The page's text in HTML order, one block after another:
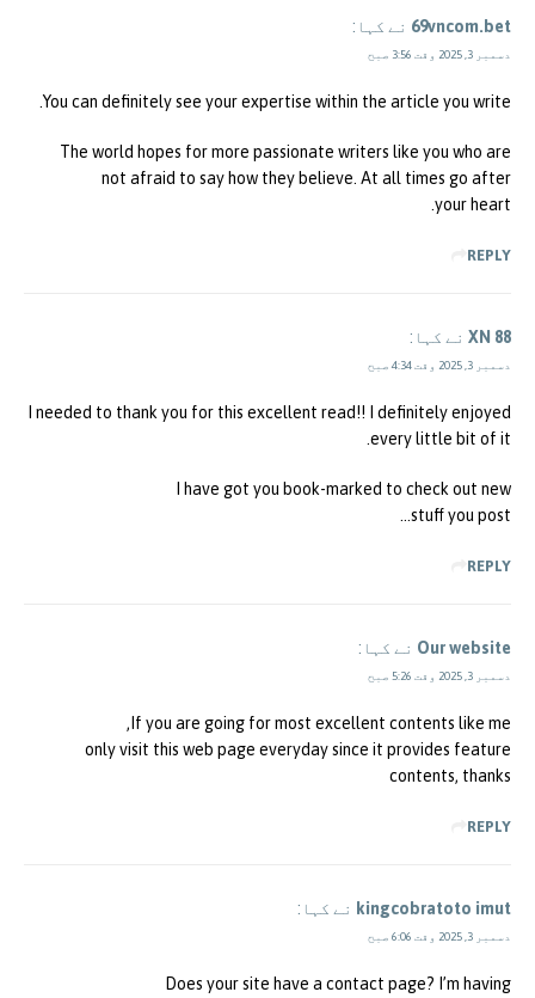
69vncom.bet نے کہا:
دسمبر 3, 2025 وقت 3:56 صبح
You can definitely see your expertise within the article you write.
The world hopes for more passionate writers like you who are
not afraid to say how they believe. At all times go after
your heart.
REPLY
XN 88 نے کہا:
دسمبر 3, 2025 وقت 4:34 صبح
I needed to thank you for this excellent read!! I definitely enjoyed
every little bit of it.
I have got you book-marked to check out new
stuff you post…
REPLY
Our website نے کہا:
دسمبر 3, 2025 وقت 5:26 صبح
If you are going for most excellent contents like me,
only visit this web page everyday since it provides feature
contents, thanks
REPLY
kingcobratoto imut نے کہا:
دسمبر 3, 2025 وقت 6:06 صبح
Does your site have a contact page? I’m having